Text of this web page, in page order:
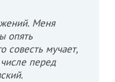
Меня
опять
совесть мучает,
перед